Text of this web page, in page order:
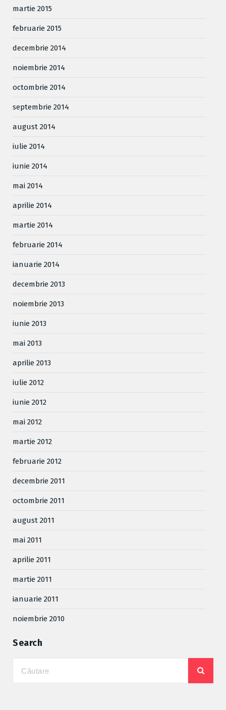
martie 2015
februarie 2015
decembrie 2014
noiembrie 2014
octombrie 2014
septembrie 2014
august 2014
iulie 2014
iunie 2014
mai 2014
aprilie 2014
martie 2014
februarie 2014
ianuarie 2014
decembrie 2013
noiembrie 2013
iunie 2013
mai 2013
aprilie 2013
iulie 2012
iunie 2012
mai 2012
martie 2012
februarie 2012
decembrie 2011
octombrie 2011
august 2011
mai 2011
aprilie 2011
martie 2011
ianuarie 2011
noiembrie 2010
Search